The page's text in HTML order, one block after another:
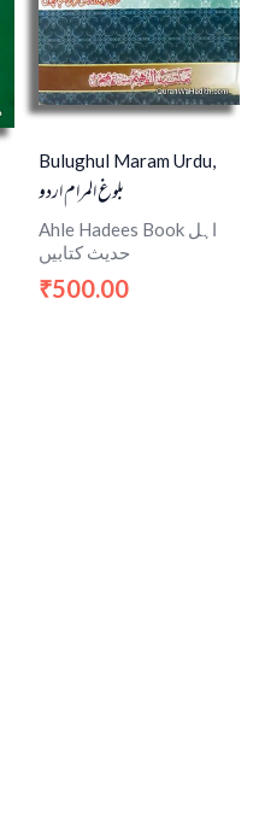
Bulughul Maram Urdu,
بلوغ المرام اردو
Ahle Hadees Book اہل
حدیث کتابیں
₹500.00